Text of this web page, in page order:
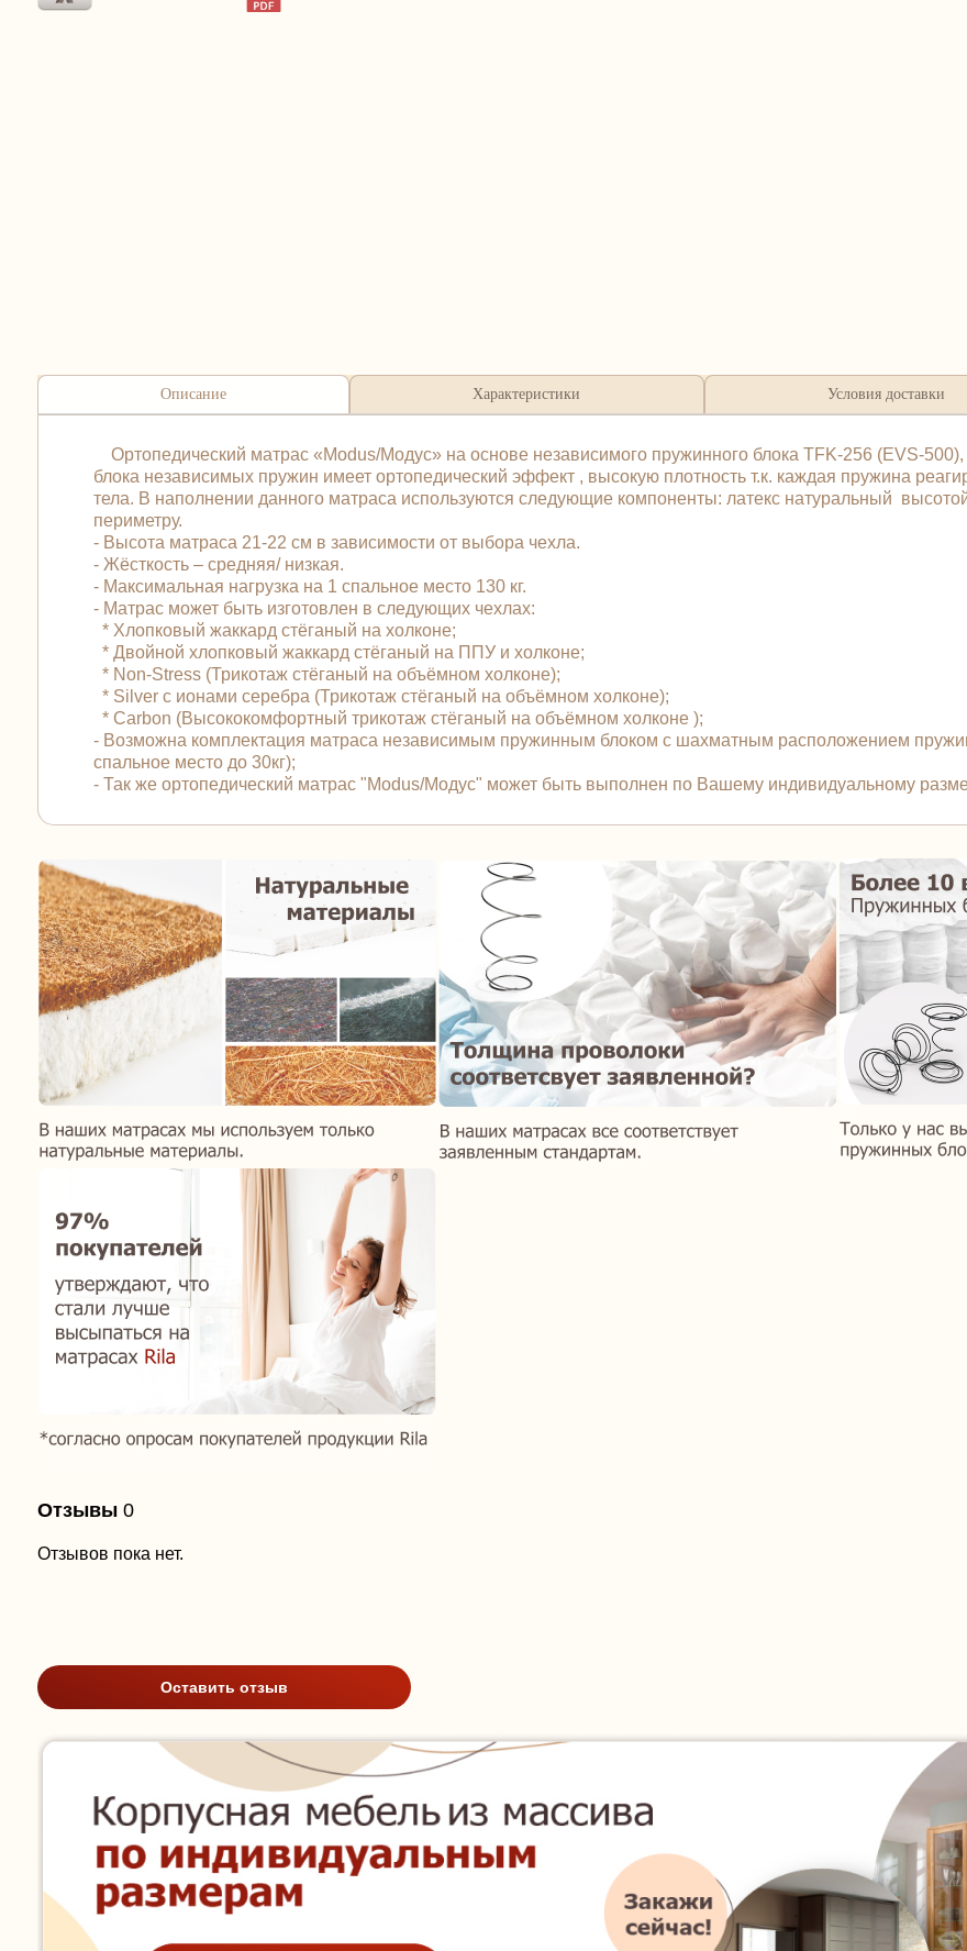
Описание Характеристики Условия доставки
Ортопедический матрас «Modus/Модус» на основе независимого пружинного блока TFK-256 (EVS-
блока независимых пружин имеет ортопедический эффект , высокую плотность т.к. каждая пружина
тела. В наполнении данного матраса используются следующие компоненты: латекс натуральный
периметру.
- Высота матраса 21-22 см в зависимости от выбора чехла.
- Жёсткость – средняя/ низкая.
- Максимальная нагрузка на 1 спальное место 130 кг.
- Матрас может быть изготовлен в следующих чехлах:
* Хлопковый жаккард стёганый на холконе;
* Двойной хлопковый жаккард стёганый на ППУ и холконе;
* Non-Stress (Трикотаж стёганый на объёмном холконе);
* Silver с ионами серебра (Трикотаж стёганый на объёмном холконе);
* Carbon (Высококомфортный трикотаж стёганый на объёмном холконе );
- Возможна комплектация матраса независимым пружинным блоком с шахматным расположением
спальное место до 30кг);
- Так же ортопедический матрас "Modus/Модус" может быть выполнен по Вашему индивидуальному
Отзывы 0
Отзывов пока нет.
Оставить отзыв